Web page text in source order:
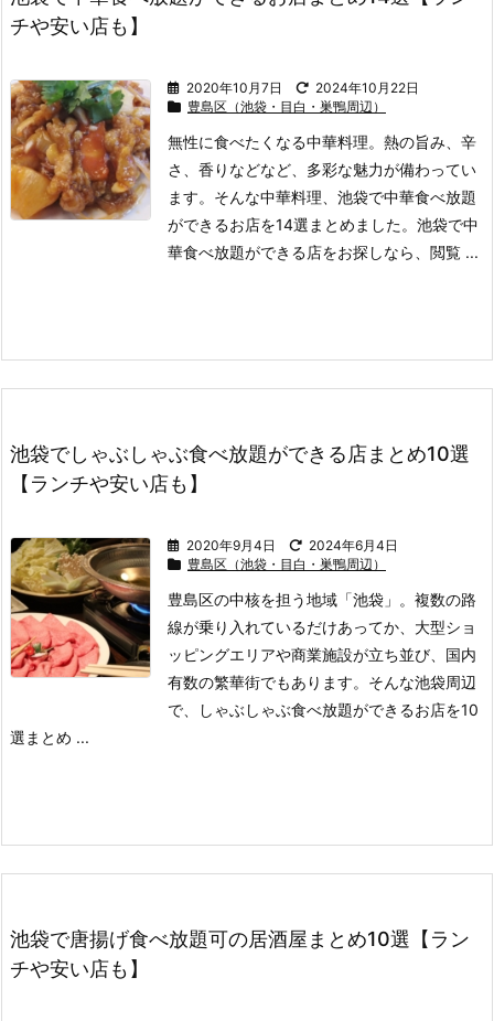
チや安い店も】
2020年10月7日
2024年10月22日
豊島区（池袋・目白・巣鴨周辺）
無性に食べたくなる中華料理。 熱の旨み、辛
さ、香りなどなど、多彩な魅力が備わってい
ます。 そんな中華料理、池袋で中華食べ放題
ができるお店を14選まとめました。 池袋で中
華食べ放題ができる店をお探しなら、閲覧 ...
池袋でしゃぶしゃぶ食べ放題ができる店まとめ10選
【ランチや安い店も】
2020年9月4日
2024年6月4日
豊島区（池袋・目白・巣鴨周辺）
豊島区の中核を担う地域「池袋」。 複数の路
線が乗り入れているだけあってか、大型ショ
ッピングエリアや商業施設が立ち並び、国内
有数の繁華街でもあります。 そんな池袋周辺
で、しゃぶしゃぶ食べ放題ができるお店を10
選まとめ ...
池袋で唐揚げ食べ放題可の居酒屋まとめ10選【ラン
チや安い店も】